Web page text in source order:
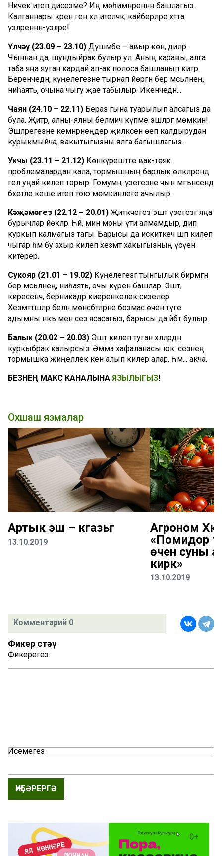
Ничек итеп дисезме? Иң мөһимнәреннән башлагыз.
Калганнары әкрен генә хәл ителәчәк, кайберләре хәтта
үзләреннән-үзләре!
Үлчәү (23.09 – 23.10) Дүшәмбе – авыр көн, диләр.
Чыннан да, шундыйрак булыр ул. Аның каравы, алга
таба яңа яуган кардай ап-ак полоса башланып китәр.
Беренчедән, күңелегезне тырнап йөргән бер мәсьәләнең,
ниһаять, очына чыгу җае табылыр. Икенчедән...
Чаян (24.10 – 22.11) Бераз гына туарылып алсагыз да
була. Җитәр, алны-ялны белмичә күпме эшләргә мөмкин!
Эшләрегезне кемнәрнеңдер җилкәсенә өеп калдырудан
курыкмыйча, вакытыгызны ялга багышлагыз.
Укчы (23.11 – 21.12) Көнкүрештәге вак-төяк
проблемалардан кала, тормышның барлык өлкәләрендә
гел уңай килеп торыр. Гомумән, үзегезне чын мәгънәсендә
бәхетле кеше итеп тою мөмкинлеге ачылыр.
Кәҗәмөгез (22.12 – 20.01) Җитәкчегез эштә үзегезгә яңа
бурычлар йөкләр. Һәй, мин моны үти алмамдыр, дип
куркып калмагыз тагы. Барысы да искиткеч шәп килеп
чыгар һәм бу ахыр килеп хезмәт хакыгызның үсүенә
китерер.
Сукояр (21.01 – 19.02) Күңелегезгә тынгылык бирмәгән
бер мәсьәләнең, ниһаять, очы күренә башлар. Эштә,
киресенчә, берникадәр киеренкелек сизелер.
Хезмәттәшләр белән мөнәсәбәтләрне бозмас өчен тәүге
адымны нәкъ менә сез ясасагыз, барысы да әйбәт булыр.
Балык (20.02 – 20.03) Эштә килеп туган хәлләрдән
куркыбрак калырсыз. Әмма хафаланасы юк: сезнең
тормышка җиңеллек кенә алып килер алар. Һәм... акча.
БЕЗНЕҢ МАКС КАНАЛЫНА ЯЗЫЛЫГЫЗ!
Охшаш язмалар
Артык эш – кәгазьгә
13.10.2019
Агроном
«Помидор
өчен суны
кирәк»
13.10.2019
Комментарий 0
Фикер өстәү
Фикерегез
Исемегез
ҖИБӘРЕРГӘ